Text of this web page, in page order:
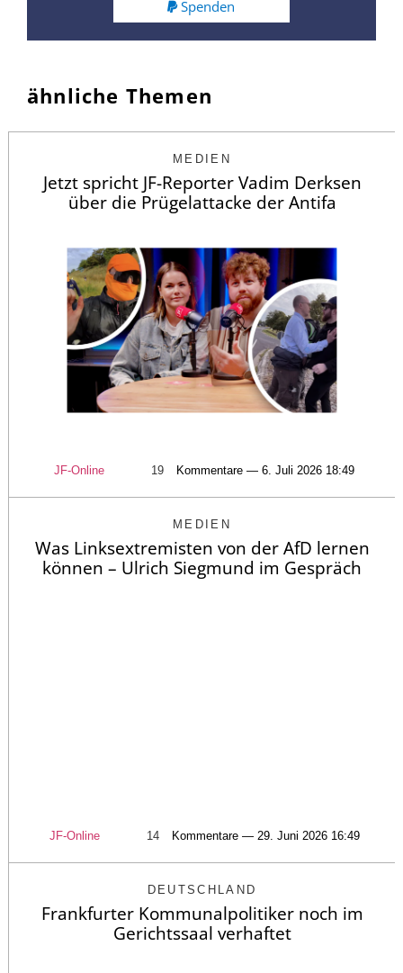
Spenden
ähnliche Themen
MEDIEN
Jetzt spricht JF-Reporter Vadim Derksen
über die Prügelattacke der Antifa
JF-Online 19 Kommentare — 6. Juli 2026 18:49
MEDIEN
Was Linksextremisten von der AfD lernen
können – Ulrich Siegmund im Gespräch
JF-Online 14 Kommentare — 29. Juni 2026 16:49
DEUTSCHLAND
Frankfurter Kommunalpolitiker noch im
Gerichtssaal verhaftet